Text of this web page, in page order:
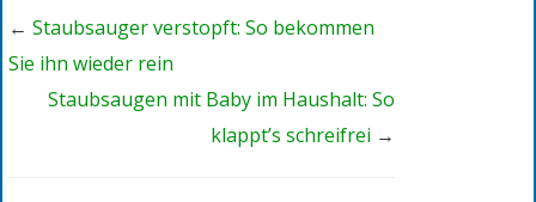
← Staubsauger verstopft: So bekommen
Sie ihn wieder rein
Staubsaugen mit Baby im Haushalt: So
klappt’s schreifrei →